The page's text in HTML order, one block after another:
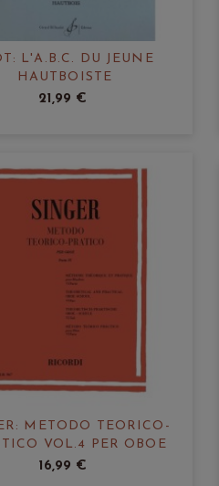
L'A.B.C. DU JEUNE
HAUTBOISTE
21,99 €
METODO TEORICO-
VOL.4 PER OBOE
16,99 €